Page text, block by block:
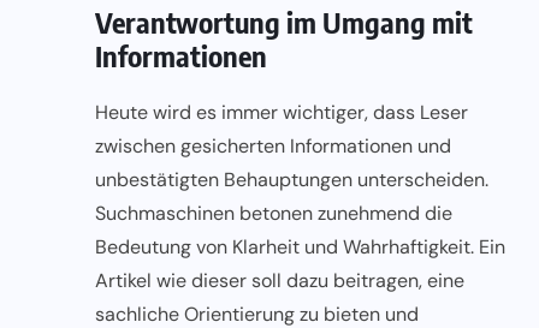
Verantwortung im Umgang mit
Informationen
Heute wird es immer wichtiger, dass Leser
zwischen gesicherten Informationen und
unbestätigten Behauptungen unterscheiden.
Suchmaschinen betonen zunehmend die
Bedeutung von Klarheit und Wahrhaftigkeit. Ein
Artikel wie dieser soll dazu beitragen, eine
sachliche Orientierung zu bieten und